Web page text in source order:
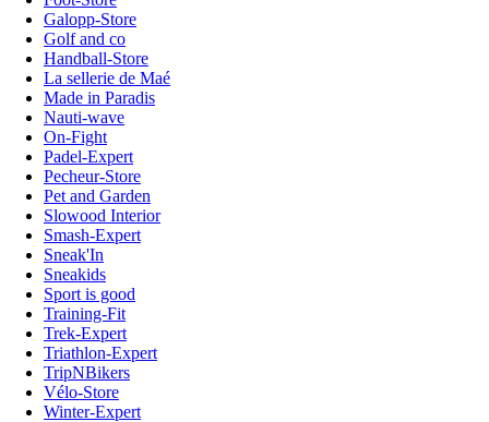
Galopp-Store
Golf and co
Handball-Store
La sellerie de Maé
Made in Paradis
Nauti-wave
On-Fight
Padel-Expert
Pecheur-Store
Pet and Garden
Slowood Interior
Smash-Expert
Sneak'In
Sneakids
Sport is good
Training-Fit
Trek-Expert
Triathlon-Expert
TripNBikers
Vélo-Store
Winter-Expert